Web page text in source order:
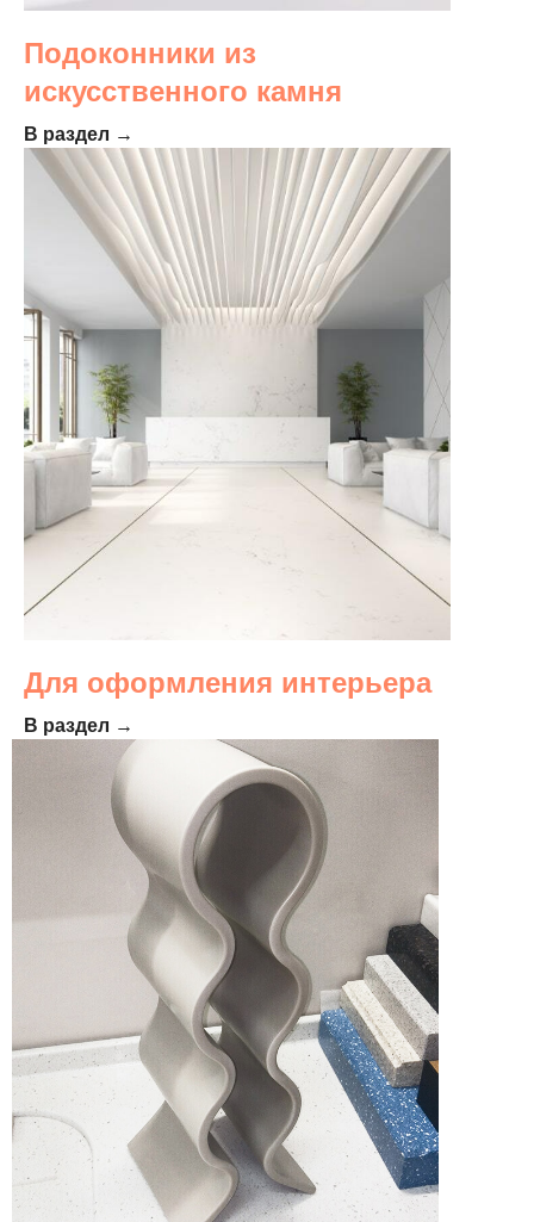
Подоконники из
искусственного камня
В раздел →
Для оформления интерьера
В раздел →